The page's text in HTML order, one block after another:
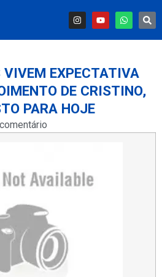
VIVEM EXPECTATIVA
DE CRISTINO,
PARA HOJE